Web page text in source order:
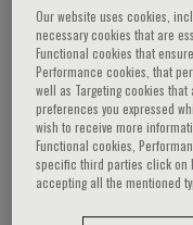
HOME PAGE /
Paola Caiozzo
PAOLA CAIOZZO
Organization
Our website uses cookies,
necessary cookies that are
Functional cookies that
Performance cookies, that
well as Targeting cookies
preferences you expressed
wish to receive more
Functional cookies,
specific third parties click on
accepting all the mentioned